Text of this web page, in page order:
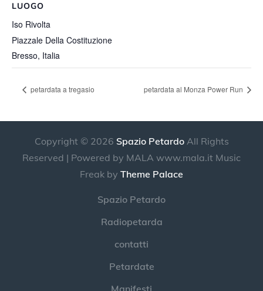
LUOGO
Iso Rivolta
Piazzale Della Costituzione
Bresso, Italia
petardata a tregasio petardata al Monza Power Run
Copyright © 2026 Spazio PetardoAll Rights
Reserved | Powered by MALA www.mala.it Music
Freak by Theme Palace
Spazio Petardo
Radiopetarda
contatti
Petardate